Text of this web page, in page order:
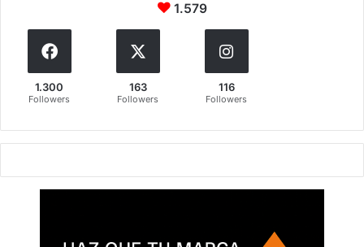
1.579
1.300
Followers
163
Followers
116
Followers